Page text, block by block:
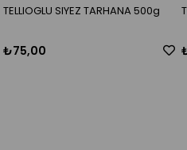
TELLIOGLU SIYEZ TARHANA 500g
₺75,00